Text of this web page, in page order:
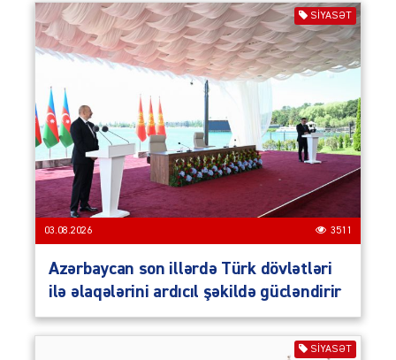
SIYASƏT
03.08.2026 3511
Azərbaycan son illərdə Türk dövlətləri
ilə əlaqələrini ardıcıl şəkildə gücləndirir
SIYASƏT